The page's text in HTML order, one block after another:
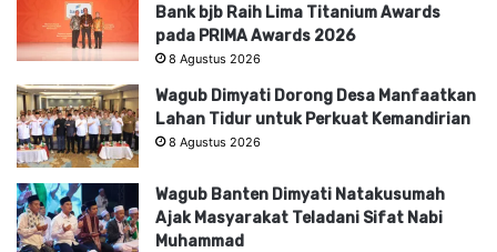
Bank bjb Raih Lima Titanium Awards
pada PRIMA Awards 2026
8 Agustus 2026
Wagub Dimyati Dorong Desa Manfaatkan
Lahan Tidur untuk Perkuat Kemandirian
8 Agustus 2026
Wagub Banten Dimyati Natakusumah
Ajak Masyarakat Teladani Sifat Nabi
Muhammad